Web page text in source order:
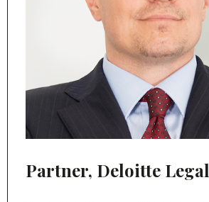
Partner, Deloitte Legal